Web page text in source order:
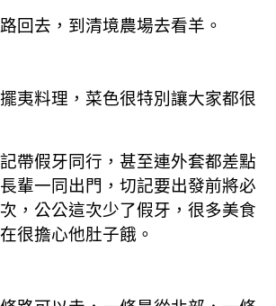
回去，到清境農場去看羊。
夷料理，菜色很特別讓大家都很
帶假牙同行，甚至連外套都差點
輩一同出門，切記要出發前將必
，公公這次少了假牙，很多美食
很擔心他肚子餓。